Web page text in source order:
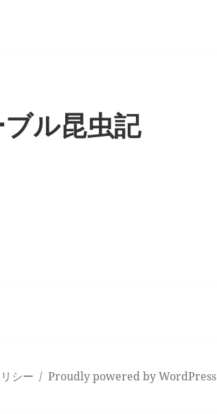
ル昆虫記
シー Proudly powered by WordPress